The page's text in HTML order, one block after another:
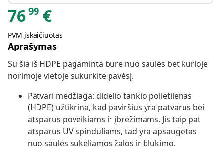
7699 €
PVM įskaičiuotas
Aprašymas
Su šia iš HDPE pagaminta bure nuo saulės bet kurioje
norimoje vietoje sukurkite pavėsį.
Patvari medžiaga: didelio tankio polietilenas
(HDPE) užtikrina, kad paviršius yra patvarus bei
atsparus poveikiams ir įbrėžimams. Jis taip pat
atsparus UV spinduliams, tad yra apsaugotas
nuo saulės sukeliamos žalos ir blukimo.